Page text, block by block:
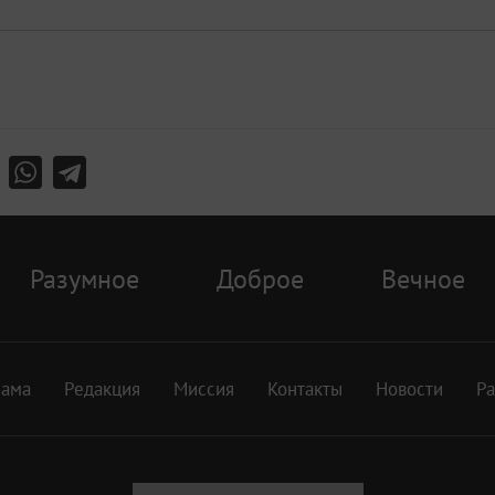
Разумное Доброе Вечное
Редакция Миссия Контакты Новости